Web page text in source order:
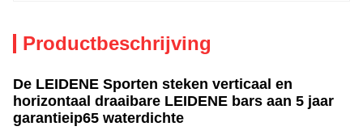
Productbeschrijving
De LEIDENE Sporten steken verticaal en
horizontaal draaibare LEIDENE bars aan 5 jaar
garantieip65 waterdichte